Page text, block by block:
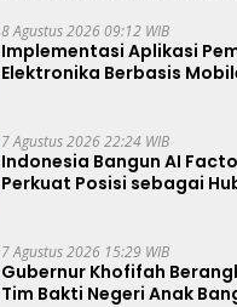
8 Agustus 2026 09:12 WIB
Implementasi Aplikasi
Elektronika Berbasis
Pembelajaran
7 Agustus 2026 22:24 WIB
Indonesia Bangun AI
Perkuat Posisi sebagai
7 Agustus 2026 15:29 WIB
Gubernur Khofifah
Tim Bakti Negeri Anak